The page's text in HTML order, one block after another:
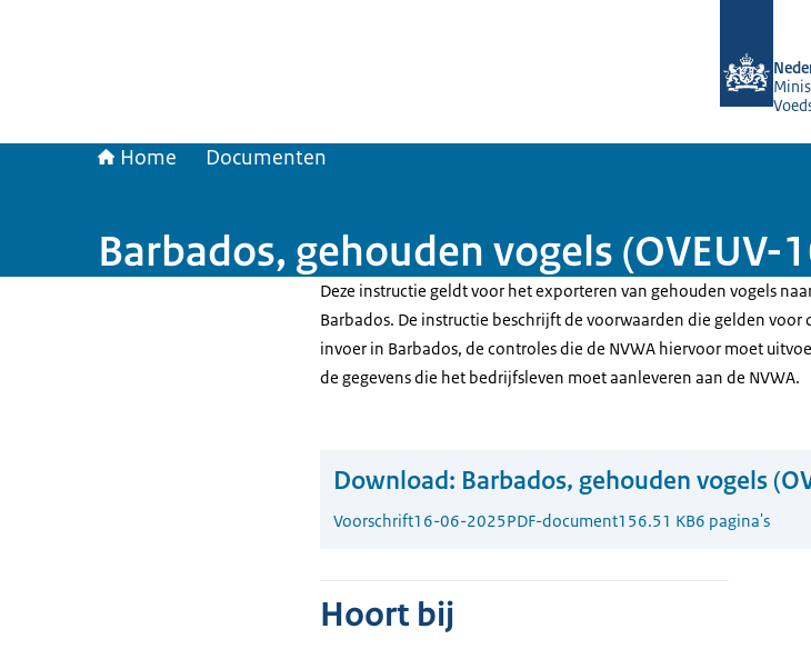
Home Documenten
Barbados, gehouden vogels (OVEUV-
Deze instructie geldt voor het exporteren van gehouden vogels
Barbados. De instructie beschrijft de voorwaarden die gelden voor
invoer in Barbados, de controles die de NVWA hiervoor moet
de gegevens die het bedrijfsleven moet aanleveren aan de NVWA.
Download: Barbados, gehouden vogels
Voorschrift16-06-2025PDF-document156.51 KB6 pagina's
Hoort bij